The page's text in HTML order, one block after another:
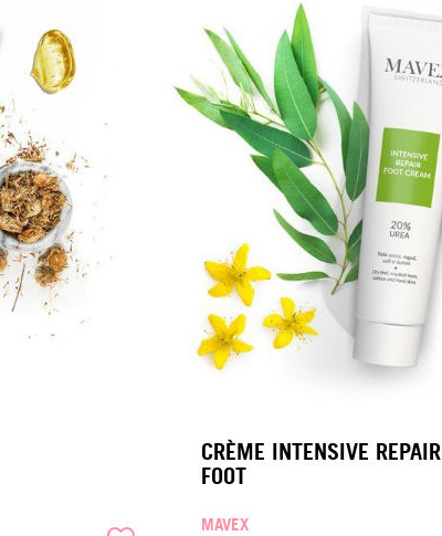
CRÈME INTENSIVE REPAIR
FOOT
MAVEX